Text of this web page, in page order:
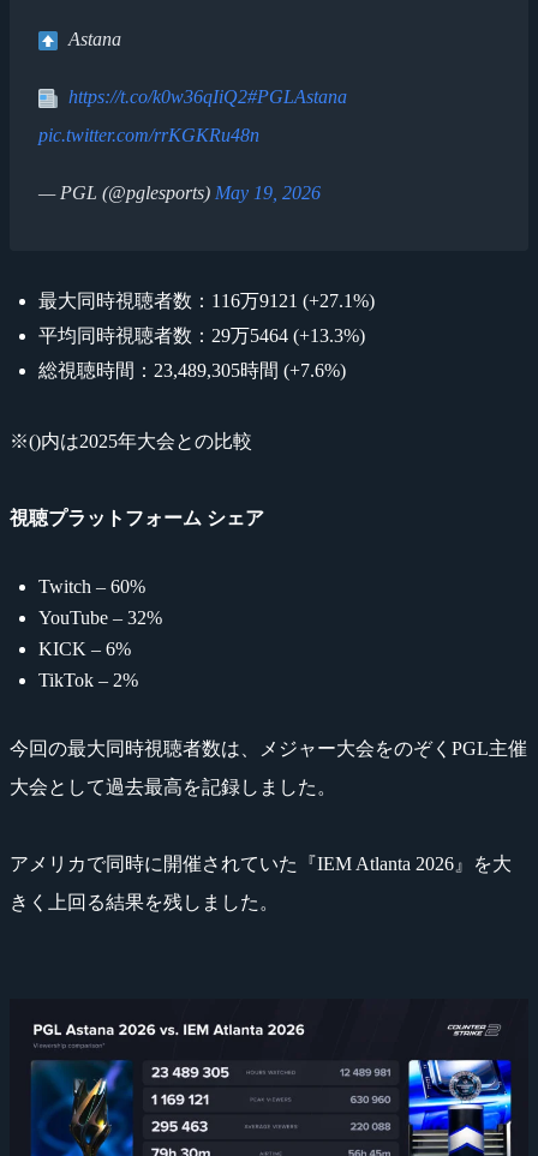
Astana
https://t.co/k0w36qIiQ2#PGLAstana
pic.twitter.com/rrKGKRu48n
— PGL (@pglesports) May 19, 2026
最大同時視聴者数：116万9121 (+27.1%)
平均同時視聴者数：29万5464 (+13.3%)
総視聴時間：23,489,305時間 (+7.6%)
※()内は2025年大会との比較
視聴プラットフォーム シェア
Twitch – 60%
YouTube – 32%
KICK – 6%
TikTok – 2%
今回の最大同時視聴者数は、メジャー大会をのぞくPGL主催
大会として過去最高を記録しました。
アメリカで同時に開催されていた『IEM Atlanta 2026』を大
きく上回る結果を残しました。